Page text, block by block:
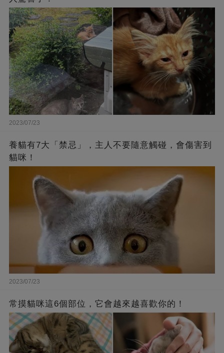
2023/07/23
養貓有7大「禁忌」，主人不要隨意觸碰，會傷害到
貓咪！
2023/07/23
常摸貓咪這6個部位，它會越來越喜歡你的！